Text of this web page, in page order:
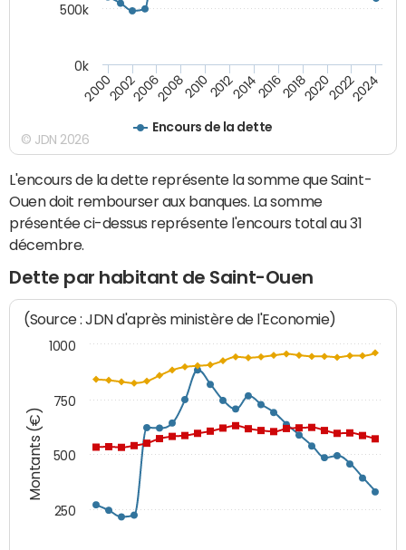
Encours de la dette
200020022006200820102012201420162018202020222024
0k
500k
© JDN 2026
L'encours de la dette représente la somme que Saint-
Ouen doit rembourser aux banques. La somme
présentée ci-dessus représente l'encours total au 31
décembre.
Dette par habitant de Saint-Ouen
Montants (€)
(Source : JDN d'après ministère de l'Economie)
250
500
750
1000